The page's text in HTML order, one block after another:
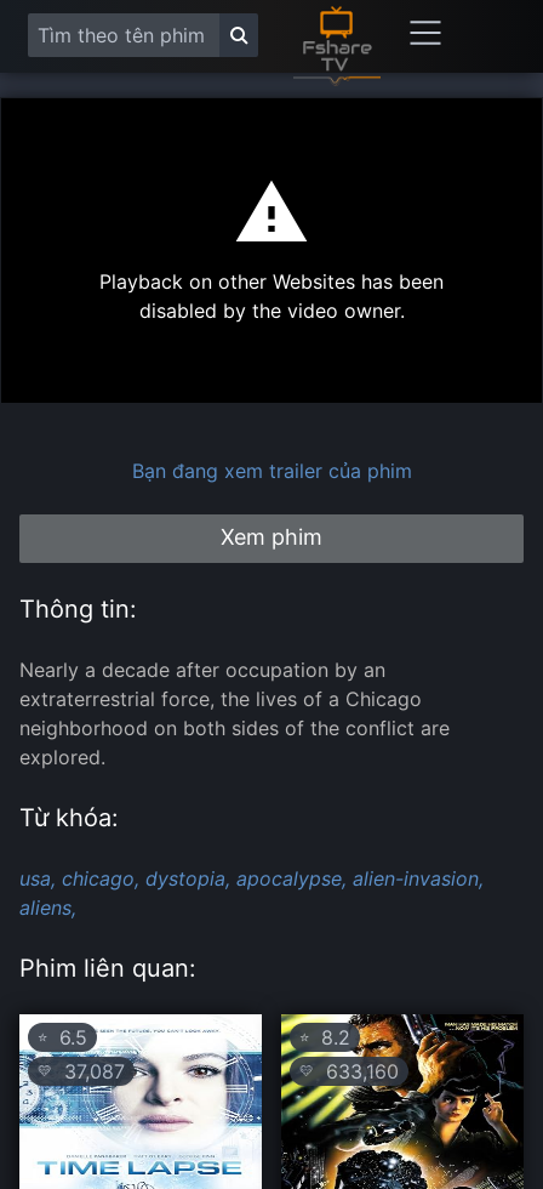
Play
Playback on other Websites has been
disabled by the video owner.
Bạn đang xem trailer của phim
Xem phim
Thông tin:
Nearly a decade after occupation by an
extraterrestrial force, the lives of a Chicago
neighborhood on both sides of the conflict are
explored.
Từ khóa:
usa, chicago, dystopia, apocalypse, alien-invasion,
aliens,
Phim liên quan:
⭐ 6.5
💛 37,087
⭐ 8.2
💛 633,160